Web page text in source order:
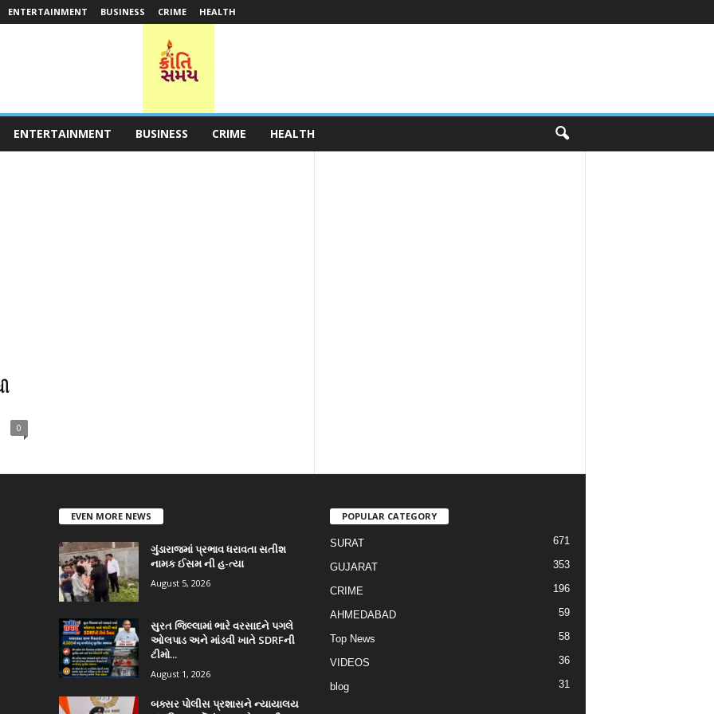
ENTERTAINMENT BUSINESS CRIME HEALTH
ENTERTAINMENT BUSINESS CRIME HEALTH
0
EVEN MORE NEWS
ગુંડારાજમાં પ્રભાવ ધરાવતા સતીશ
નામક ઈસમ ની હ-ત્યા
August 5, 2026
સુરત જિલ્લામાં ભારે વરસાદને પગલે
ઓલપાડ અને માંડવી ખાતે SDRFની
ટીમો...
August 1, 2026
બક્સર પોલીસ પ્રશાસને ન્યાયાલય
POPULAR CATEGORY
SURAT 671
GUJARAT 353
CRIME 196
AHMEDABAD 59
Top News 58
VIDEOS 36
blog 31